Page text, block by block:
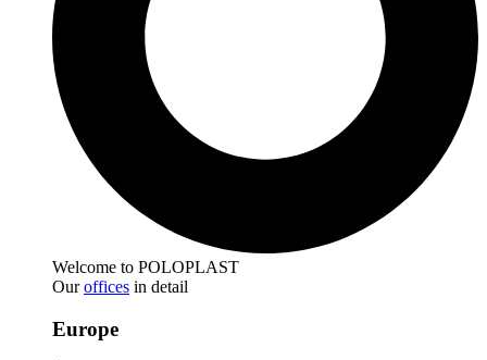
Welcome to POLOPLAST
Ouroffices in detail
Europe